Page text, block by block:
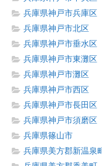
兵庫県神戸市兵庫区
兵庫県神戸市北区
兵庫県神戸市垂水区
兵庫県神戸市東灘区
兵庫県神戸市灘区
兵庫県神戸市西区
兵庫県神戸市長田区
兵庫県神戸市須磨区
兵庫県篠山市
兵庫県美方郡新温泉町